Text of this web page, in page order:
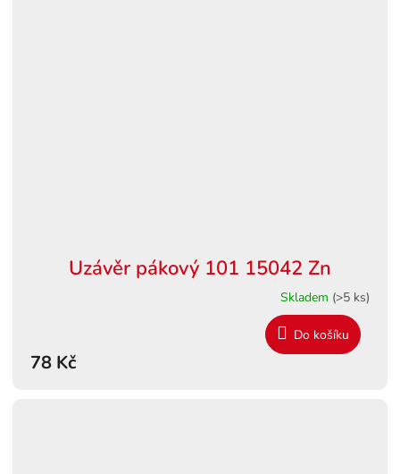
Uzávěr pákový 101 15042 Zn
Skladem (>5 ks)
78 Kč
Do košíku